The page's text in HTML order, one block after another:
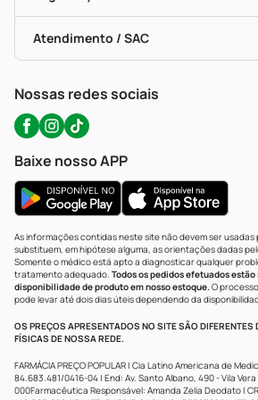
Troca E Devolução
Bulas De A A Z
Políticas De Marketplace
Testes Rápidos
Autoteste Covid-19
Certificado De Segurança
Portal Da Privacidade
Atendimento / SAC
WhatsApp (47) 9202-1687
Nossas redes sociais
Baixe nosso APP
As informações contidas neste site não devem ser
substituem, em hipótese alguma, as orientações dadas
Somente o médico está apto a diagnosticar qualquer
tratamento adequado. Todos os pedidos efetuados
disponibilidade de produto em nosso estoque.O
pode levar até dois dias úteis dependendo da
OS PREÇOS APRESENTADOS NO SITE SÃO DIFERENTES
FÍSICAS DE NOSSA REDE.
FARMÁCIA PREÇO POPULAR | Cia Latino Americana de
84.683.481/0416-04 | End: Av. Santo Albano, 490 - Vila
000Farmacêutica Responsável: Amanda Zelia Deodato |